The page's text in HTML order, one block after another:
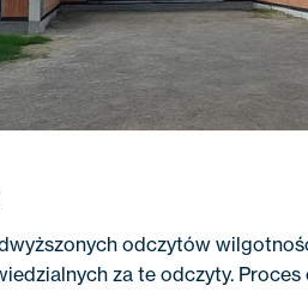
odczytów
za te odczyty. Proces